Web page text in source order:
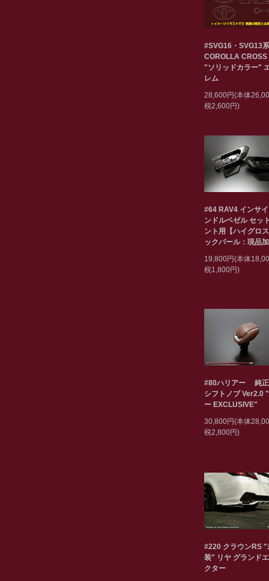
#SVG16・SVG13系
COROLLA CROSS
"ソリッドカラー"
レム
28,600円(本体
税2,600円)
#64 RAV4 インサ
ンドルベゼル セッ
ント用【ハイグロ
ックパール：現品
19,800円(本体
税1,800円)
#80ハリアー 純正
シフトノブ Ver2.0
ー EXCLUSIVE"
30,800円(本体
税2,800円)
#220 クラウンRS "
装" リヤ グランド
クター